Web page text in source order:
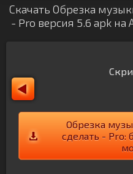
Скачать Обрезка
- Pro версия 5.6 apk
Обрезка
сделать - Pro: